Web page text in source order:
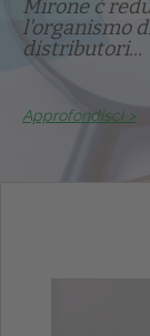
Mirone č
l'organismo
distributori...
Approfondisci >